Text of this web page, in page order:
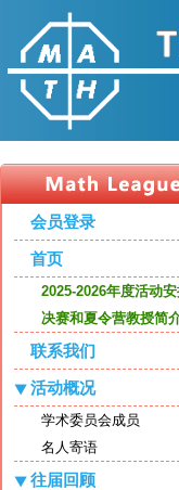
会员登录
首页
2025-2026年度活动
决赛和夏令营教授简
联系我们
活动概况
学术委员会成员
名人寄语
往届回顾